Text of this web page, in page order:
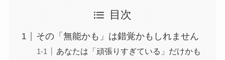
目次
その「無能かも」は錯覚かもしれません
あなたは「頑張りすぎている」だけかも